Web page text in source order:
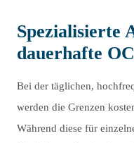
Spezialisierte
dauerhafte
Bei der täglichen,
werden die Grenzen
Während diese für